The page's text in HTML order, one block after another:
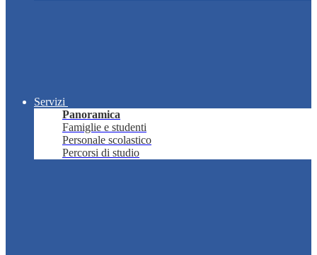
Servizi
Panoramica
Famiglie e studenti
Personale scolastico
Percorsi di studio